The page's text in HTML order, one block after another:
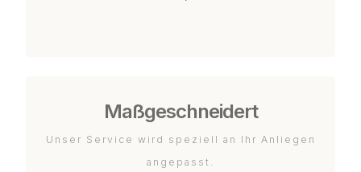
Maßgeschneidert
Unser Service wird speziell an Ihr Anliegen
angepasst.